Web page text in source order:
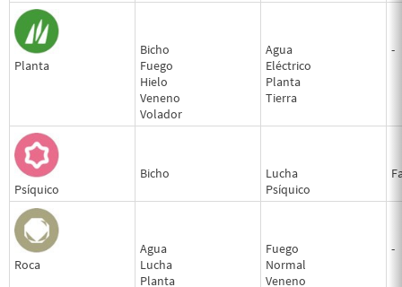
Planta
Bicho
Fuego
Hielo
Veneno
Volador
Agua
Eléctrico
Planta
Tierra
-
Psíquico
Bicho
Lucha
Psíquico
Roca
Agua
Lucha
Planta
Fuego
Normal
Veneno
-